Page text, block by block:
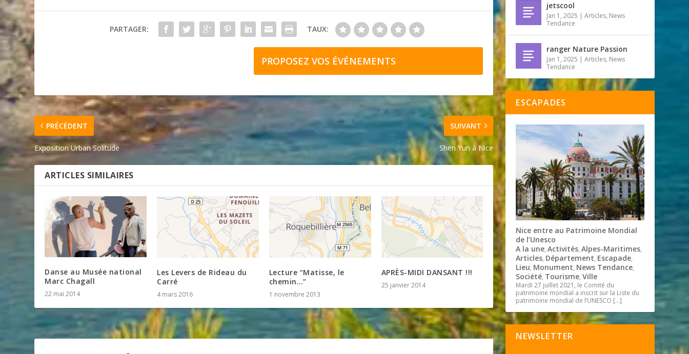
PARTAGER: TAUX:
PROPOSEZ VOS ÉVÉNEMENTS
PRÉCÉDENT
Exposition Urban Solitude
SUIVANT
Shen Yun à Nice
ARTICLES SIMILAIRES
Danse au Musée national
Marc Chagall
22 mai 2014
Les Levers de Rideau du
Carré
4 mars 2016
Lecture “Matisse, le
chemin…”
1 novembre 2013
APRÈS-MIDI DANSANT !!!
25 janvier 2014
jetscool
Jan 1, 2025 |Articles, News
Tendance
ranger Nature Passion
Jan 1, 2025 |Articles, News
Tendance
ESCAPADES
Nice entre au Patrimoine Mondial
de l’Unesco
A la une,Activités,Alpes-Maritimes,
Articles, Département, Escapade,
Lieu, Monument, News Tendance,
Société, Tourisme,Ville
Mardi 27 juillet 2021, le Comité du
patrimoine mondial a inscrit sur la Liste du
patrimoine mondial de l’UNESCO […]
NEWSLETTER